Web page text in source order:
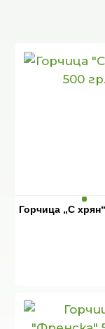
Горчица „С